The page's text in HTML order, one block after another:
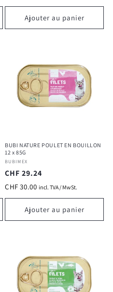
Ajouter au panier
BUBI NATURE POULET EN BOUILLON
12 x 85G
Fournisseur :
BUBIMEX
Prix
habituel
CHF 29.24
CHF 30.00 incl. TVA / MwSt.
Ajouter au panier